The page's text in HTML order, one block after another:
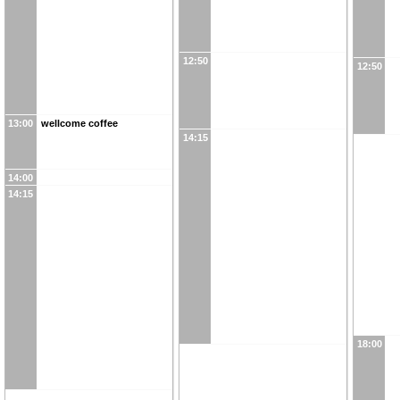
13:00 wellcome coffee
14:00
14:15
12:50
14:15
12:50
18:00